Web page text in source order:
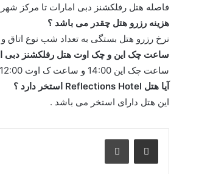
فاصله هتل رفلکشنز دبی امارات تا مرکز شهر دبی 5 کیلومتر
هزینه رزرو هتل چقدر می باشد ؟
نرخ رزرو هتل بستگی به تعداد شب نوع اتاق
ساعت چک این و چک اوت هتل رفلکشنز دبی
ساعت چک این 14:00 و ساعت ک اوت 12:00 می باشد .
آیا هتل Reflections Hotel استخر دارد ؟
این هتل دارای استخر می باشد .
اشتراک گذاری از طریق ایمیل چاپ